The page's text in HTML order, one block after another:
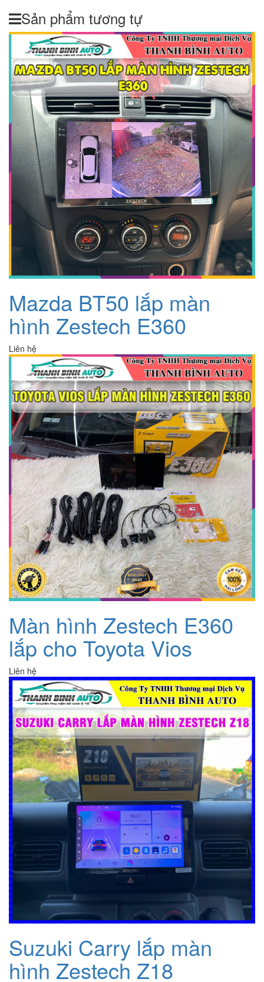
Sản phẩm tương tự
Mazda BT50 lắp màn
hình Zestech E360
Liên hệ
Màn hình Zestech E360
lắp cho Toyota Vios
Liên hệ
Suzuki Carry lắp màn
hình Zestech Z18